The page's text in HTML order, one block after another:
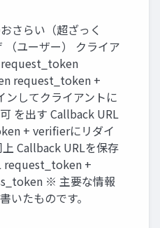
さらい（超ざっく
（ユーザー） クライア
request_token +
ンしてクライアントに
を出す Callback URL
+ verifierにリダイ
Callback URLを保存
request_token +
※ 主要な情報
いたものです。